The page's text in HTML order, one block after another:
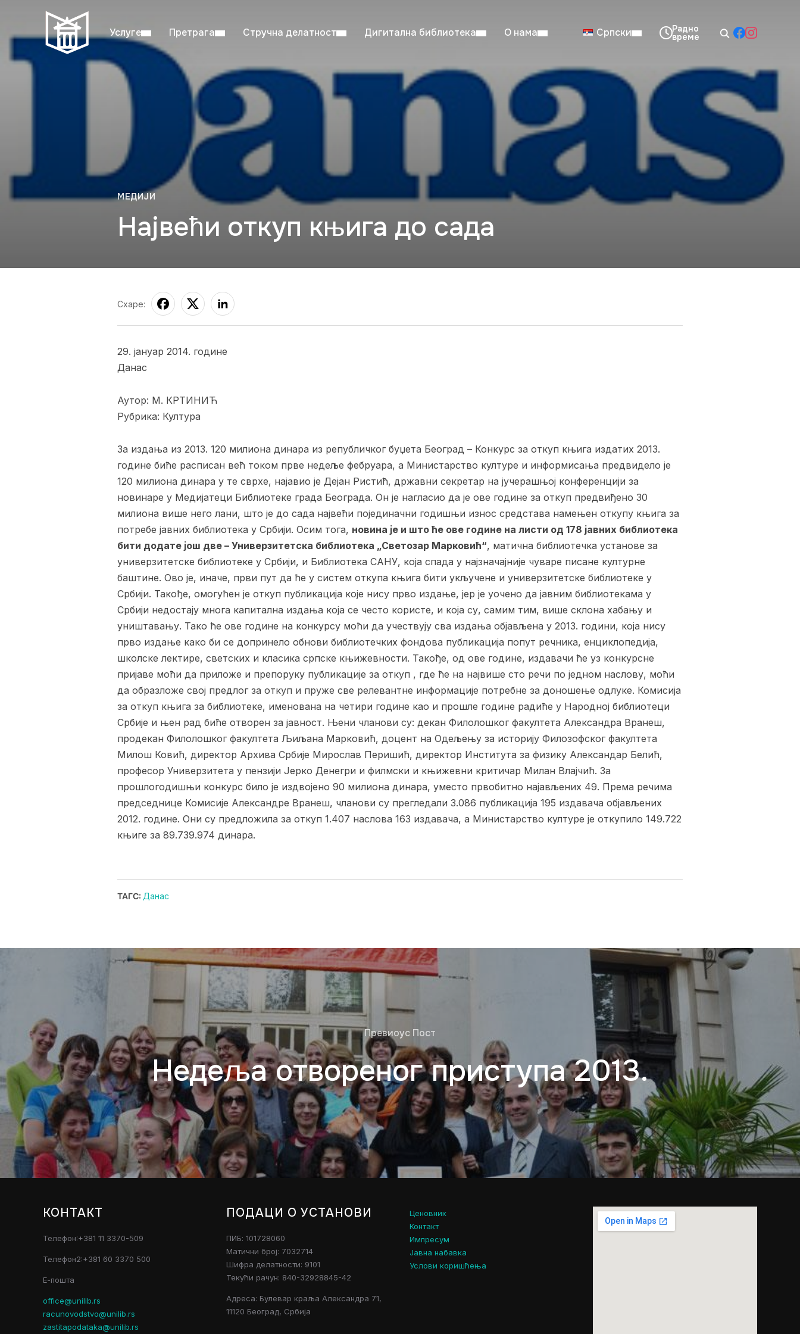
Услуге Претрага Стручна делатност Дигитална библиотека О нама Српски
МЕДИЈИ
Највећи откуп књига до сада
Схаре:
29. јануар 2014. године
Данас
Аутор: М. КРТИНИЋ
Рубрика: Култура
За издања из 2013. 120 милиона динара из републичког буџета Београд – Конкурс за откуп књига издатих 2013.
године биће расписан већ током прве недеље фебруара, а Министарство културе и информисања предвидело је
120 милиона динара у те сврхе, најавио је Дејан Ристић, државни секретар на јучерашњој конференцији за
новинаре у Медијатеци Библиотеке града Београда. Он је нагласио да је ове године за откуп предвиђено 30
милиона више него лани, што је до сада највећи појединачни годишњи износ средстава намењен откупу књига за
потребе јавних библиотека у Србији. Осим тога, новина је и што ће ове године на листи од 178 јавних библиотека
бити додате још две – Универзитетска библиотека „Светозар Марковић“, матична библиотечка установе за
универзитетске библиотеке у Србији, и Библиотека САНУ, која спада у најзначајније чуваре писане културне
баштине. Ово је, иначе, први пут да ће у систем откупа књига бити укључене и универзитетске библиотеке у
Србији. Такође, омогућен је откуп публикација које нису прво издање, јер је уочено да јавним библиотекама у
Србији недостају многа капитална издања која се често користе, и која су, самим тим, више склона хабању и
уништавању. Тако ће ове године на конкурсу моћи да учествују сва издања објављена у 2013. години, која нису
прво издање како би се допринело обнови библиотечких фондова публикација попут речника, енциклопедија,
школске лектире, светских и класика српске књижевности. Такође, од ове године, издавачи ће уз конкурсне
пријаве моћи да приложе и препоруку публикације за откуп , где ће на највише сто речи по једном наслову, моћи
да образложе свој предлог за откуп и пруже све релевантне информације потребне за доношење одлуке. Комисија
за откуп књига за библиотеке, именована на четири године као и прошле године радиће у Народној библиотеци
Србије и њен рад биће отворен за јавност. Њени чланови су: декан Филолошког факултета Александра Вранеш,
продекан Филолошког факултета Љиљана Марковић, доцент на Одељењу за историју Филозофског факултета
Милош Ковић, директор Архива Србије Мирослав Перишић, директор Института за физику Александар Белић,
професор Универзитета у пензији Јерко Денегри и филмски и књижевни критичар Милан Влајчић. За
прошлогодишњи конкурс било је издвојено 90 милиона динара, уместо првобитно најављених 49. Према речима
председнице Комисије Александре Вранеш, чланови су прегледали 3.086 публикација 195 издавача објављених
2012. године. Они су предложила за откуп 1.407 наслова 163 издавача, а Министарство културе је откупило 149.722
књиге за 89.739.974 динара.
ТАГС: Данас
Превиоус Пост
Недеља отвореног приступа 2013.
КОНТАКТ
Телефон:+381 11 3370-509
Телефон2:+381 60 3370 500
Е-пошта
office@unilib.rs
racunovodstvo@unilib.rs
zastitapodataka@unilib.rs
ПОДАЦИ О УСТАНОВИ
ПИБ: 101728060
Матични број: 7032714
Шифра делатности: 9101
Текући рачун: 840-32928845-42
Адреса: Булевар краља Александра 71,
11120 Београд, Србија
Ценовник
Контакт
Импресум
Јавна набавка
Услови коришћења
Пон–пет: 08:00–20:00 Студентска читаоница: 08:00–23:00 Суб: 08:00–14:00 Нед: Затворено
Радно време од 06. јула до 29. августа